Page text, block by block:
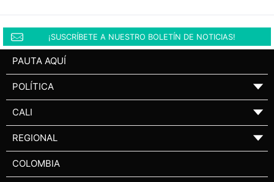
¡SUSCRÍBETE A NUESTRO BOLETÍN DE NOTICIAS!
PAUTA AQUÍ
POLÍTICA ▼
CALI ▼
REGIONAL ▼
COLOMBIA